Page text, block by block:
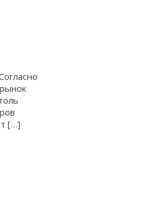
[…]